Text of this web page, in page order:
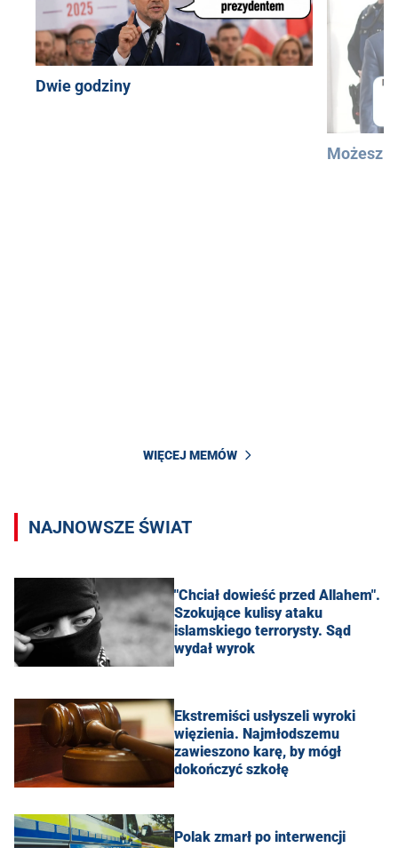
Dwie godziny
Możesz
WIĘCEJ MEMÓW
NAJNOWSZE ŚWIAT
"Chciał dowieść przed Allahem".
Szokujące kulisy ataku
islamskiego terrorysty. Sąd
wydał wyrok
Ekstremiści usłyszeli wyroki
więzienia. Najmłodszemu
zawieszono karę, by mógł
dokończyć szkołę
Polak zmarł po interwencji